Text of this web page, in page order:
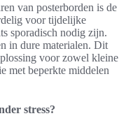
van posterborden is de
voor tijdelijke
sporadisch nodig zijn.
in dure materialen. Dit
voor zowel kleine
met beperkte middelen
stress?